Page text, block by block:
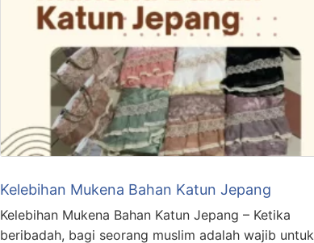
Kelebihan Mukena Bahan Katun Jepang
Kelebihan Mukena Bahan Katun Jepang – Ketika
beribadah, bagi seorang muslim adalah wajib untuk